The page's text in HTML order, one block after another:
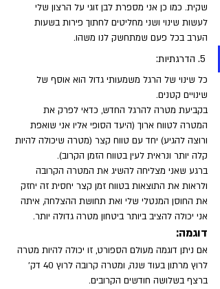
שקית. כמו כן אני מספרת לבן זוגי על הרצון שלי
לעשות שינוי ושני מחליטים לחתוך פירות בשעות
הערב בכל פעם שמתחשק לנו משהו.
5. הדרגתיות:
כל שינוי של הרגל משמעותי גדול הוא אוסף של
שינויים קטנים.
בקביעת מטרה להרגל החדש, כדאי לפרק את
המטרה לטווח ארוך (היעד הסופי אליו אני שואפת
ורוצה להגיע) יחד עם טווח קצר (מטרה שיכולה להיות
קלה יותר ונראית לעין בטווח הזמן הקרוב).
ברגע שאני מצליחה להשיג את המטרה הקרובה
ולראות את התוצאות בטווח זמן קצר יחסית זה יחזק
את החוסן המנטלי שלי ואת תחושת ההצלחה, איתה
אני יכולה להציב ביותר ביטחון מטרה גדולה יותר.
דוגמה:
אם ניתן דוגמה מעולם הספורט, זו יכולה להיות מטרה
לרוץ מרתון בעוד שנה, ומטרה קרובה לרוץ 40 דק'
ברצף בשלושה חודשים הקרובים.